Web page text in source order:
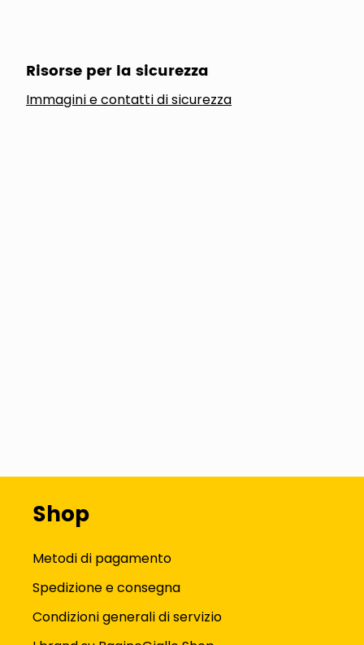
Risorse per la sicurezza
Immagini e contatti di sicurezza
Shop
Metodi di pagamento
Spedizione e consegna
Condizioni generali di servizio